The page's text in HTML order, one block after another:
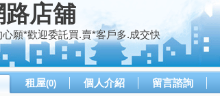
店舖
願*歡迎委託買.賣*客戶多.成交快
租屋(0) 個人介紹 留言諮詢